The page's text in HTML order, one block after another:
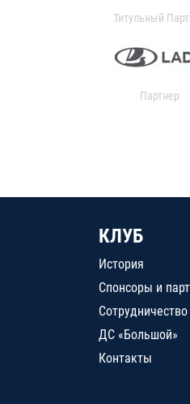
Титульный
Партнер
КЛУБ
История
Спонсоры и
Сотрудничество
ДС «Большой»
Контакты